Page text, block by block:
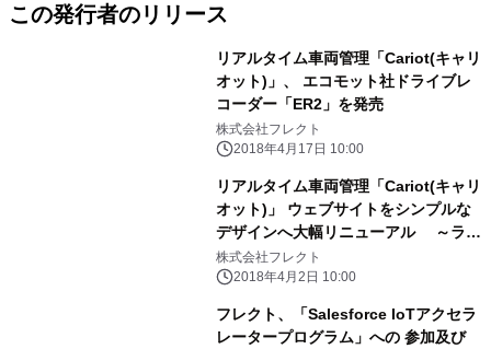
この発行者のリリース
リアルタイム車両管理「Cariot(キャリ
オット)」、 エコモット社ドライブレ
コーダー「ER2」を発売
株式会社フレクト
2018年4月17日 10:00
リアルタイム車両管理「Cariot(キャリ
オット)」 ウェブサイトをシンプルな
デザインへ大幅リニューアル ～ライ
センス名称もシンプルに見直し～
株式会社フレクト
2018年4月2日 10:00
フレクト、「Salesforce IoTアクセラ
レータープログラム」への 参加及び